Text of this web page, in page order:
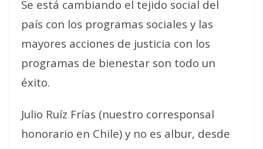
Se está cambiando el tejido social del
país con los programas sociales y las
mayores acciones de justicia con los
programas de bienestar son todo un
éxito.
Julio Ruíz Frías (nuestro corresponsal
honorario en Chile) y no es albur, desde